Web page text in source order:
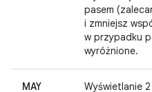
pasem
i zmniejsz
w przypadku
wyróżnione.
MAY
Wyświetlanie